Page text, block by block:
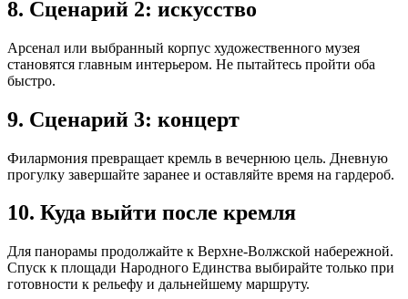
8. Сценарий 2: искусство
Арсенал или выбранный корпус художественного музея
становятся главным интерьером. Не пытайтесь пройти оба
быстро.
9. Сценарий 3: концерт
Филармония превращает кремль в вечернюю цель. Дневную
прогулку завершайте заранее и оставляйте время на гардероб.
10. Куда выйти после кремля
Для панорамы продолжайте к Верхне-Волжской набережной.
Спуск к площади Народного Единства выбирайте только при
готовности к рельефу и дальнейшему маршруту.